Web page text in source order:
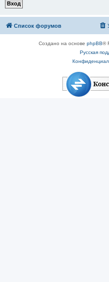
Список форумов
Создано на основе phpBB®
Русская